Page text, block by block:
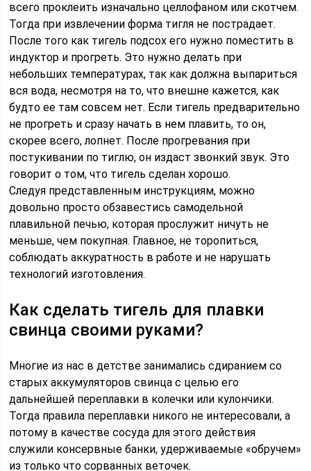
всего проклеить изначально целлофаном или скотчем.
Тогда при извлечении форма тигля не пострадает.
После того как тигель подсох его нужно поместить в
индуктор и прогреть. Это нужно делать при
небольших температурах, так как должна выпариться
вся вода, несмотря на то, что внешне кажется, как
будто ее там совсем нет. Если тигель предварительно
не прогреть и сразу начать в нем плавить, то он,
скорее всего, лопнет. После прогревания при
постукивании по тиглю, он издаст звонкий звук. Это
говорит о том, что тигель сделан хорошо.
Следуя представленным инструкциям, можно
довольно просто обзавестись самодельной
плавильной печью, которая прослужит ничуть не
меньше, чем покупная. Главное, не торопиться,
соблюдать аккуратность в работе и не нарушать
технологий изготовления.
Как сделать тигель для плавки
свинца своими руками?
Многие из нас в детстве занимались сдиранием со
старых аккумуляторов свинца с целью его
дальнейшей переплавки в колечки или кулончики.
Тогда правила переплавки никого не интересовали, а
потому в качестве сосуда для этого действия
служили консервные банки, удерживаемые «обручем»
из только что сорванных веточек.